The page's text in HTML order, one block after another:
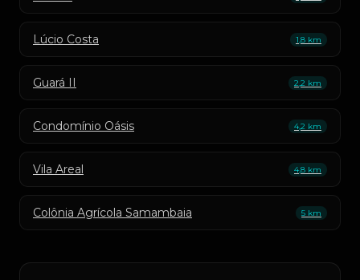
Lúcio Costa 1,8 km
Guará II 2,2 km
Condomínio Oásis 4,2 km
Vila Areal 4,8 km
Colônia Agrícola Samambaia 5 km